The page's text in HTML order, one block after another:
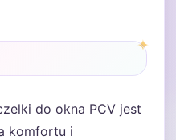
do okna PCV jest
komfortu i